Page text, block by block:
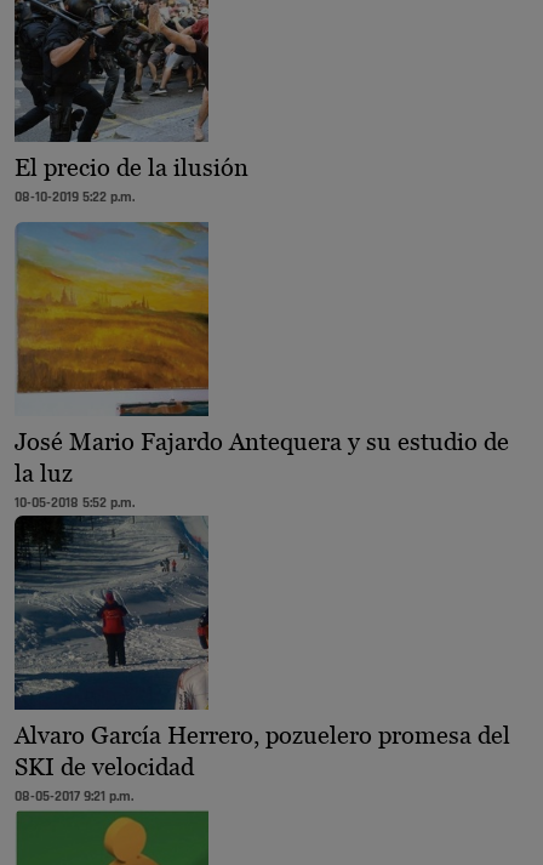
El precio de la ilusión
08-10-2019 5:22 p.m.
José Mario Fajardo Antequera y su estudio de
la luz
10-05-2018 5:52 p.m.
Alvaro García Herrero, pozuelero promesa del
SKI de velocidad
08-05-2017 9:21 p.m.